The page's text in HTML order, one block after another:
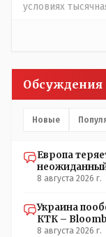
условиях
прививки.
люди и
прививал.Лично
частотности
естественный
Обсуждения
Новые
Европа
8 августа 2026 г.
Украина
КТК –
8 августа 2026 г.